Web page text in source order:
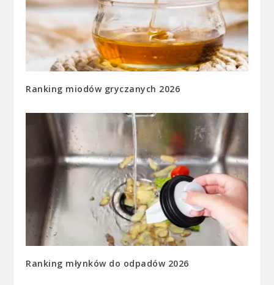
Ranking miodów gryczanych 2026
Ranking młynków do odpadów 2026